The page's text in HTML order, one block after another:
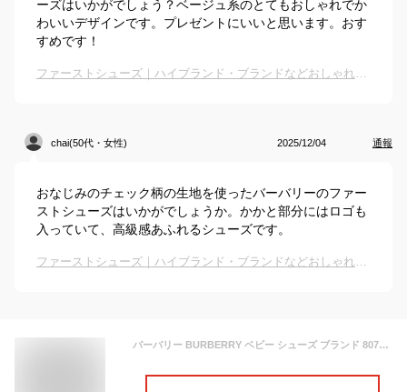
ーズはいかがでしょう？ベージュ系のとてもおしゃれでか
わいいデザインです。プレゼントにいいと思います。おす
すめです！
ファーストシューズ｜ハイブランド・ブランドなどおしゃれなベビーシューズのおすすめは？
chai(50代・女性) 2025/12/04 通報
おなじみのチェック柄の生地を使ったバーバリーのファー
ストシューズはいかがでしょうか。かかと部分にはロゴも
入っていて、高級感あふれるシューズです。
ファーストシューズ｜ハイブランド・ブランドなどおしゃれなベビーシューズのおすすめは？
バーバリー BURBERRY ベビー シューズ ブランド 8079070 A7028 ARCHIVE BEIGE IP CHK ベージュ系 マルチカラー